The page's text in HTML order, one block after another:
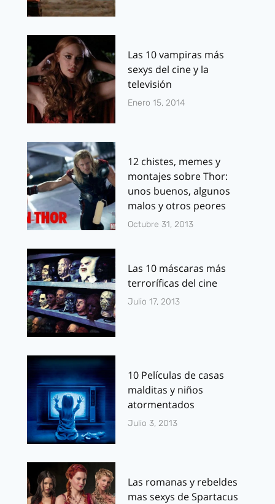
Las 10 vampiras más
sexys del cine y la
televisión
Enero 15, 2014
12 chistes, memes y
montajes sobre Thor:
unos buenos, algunos
malos y otros peores
Octubre 31, 2013
Las 10 máscaras más
terroríficas del cine
Julio 17, 2013
10 Películas de casas
malditas y niños
atormentados
Julio 3, 2013
Las romanas y rebeldes
mas sexys de Spartacus